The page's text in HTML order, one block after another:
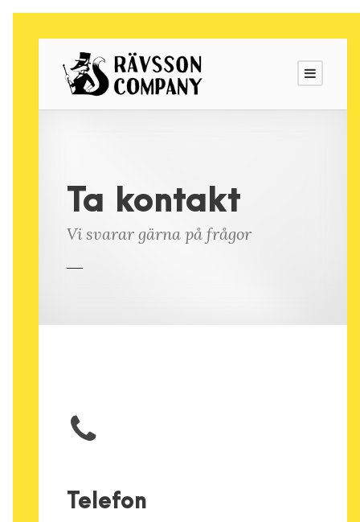
Ta kontakt
Vi svarar gärna på frågor
Telefon